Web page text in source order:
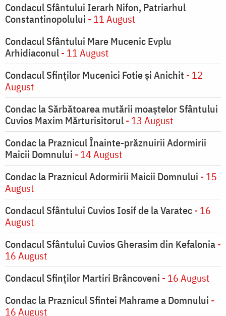
Condacul Sfântului Ierarh Nifon, Patriarhul
Constantinopolului - 11 August
Condacul Sfântului Mare Mucenic Evplu
Arhidiaconul- 11 August
Condacul Sfinţilor Mucenici Fotie şi Anichit - 12
August
Condac la Sărbătoarea mutării moaştelor Sfântului
Cuvios Maxim Mărturisitorul- 13 August
Condac la Praznicul Înainte-prăznuirii Adormirii
Maicii Domnului - 14 August
Condac la Praznicul Adormirii Maicii Domnului - 15
August
Condacul Sfântului Cuvios Iosif de la Varatec- 16
August
Condacul Sfântului Cuvios Gherasim din Kefalonia-
16 August
Condacul Sfinților Martiri Brâncoveni - 16 August
Condac la Praznicul Sfintei Mahrame a Domnului -
16 August